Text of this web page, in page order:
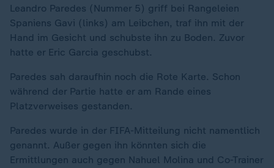
Leandro Paredes (Nummer 5) griff bei Rangeleien
Spaniens Gavi (links) am Leibchen, traf ihn mit der
Hand im Gesicht und schubste ihn zu Boden. Zuvor
hatte er Eric Garcia geschubst.
Paredes sah daraufhin noch die Rote Karte. Schon
während der Partie hatte er am Rande eines
Platzverweises gestanden.
Paredes wurde in der FIFA-Mitteilung nicht namentlich
genannt. Außer gegen ihn könnten sich die
Ermittlungen auch gegen Nahuel Molina und Co-Trainer